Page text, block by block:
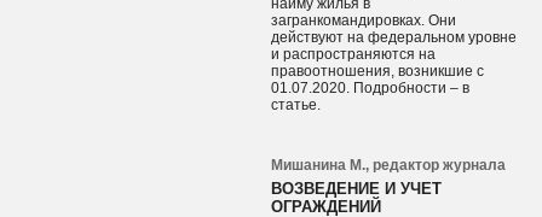
найму жилья в
загранкомандировках. Они
действуют на федеральном уровне
и распространяются на
правоотношения, возникшие с
01.07.2020. Подробности – в
статье.
Мишанина М., редактор журнала
ВОЗВЕДЕНИЕ И УЧЕТ
ОГРАЖДЕНИЙ